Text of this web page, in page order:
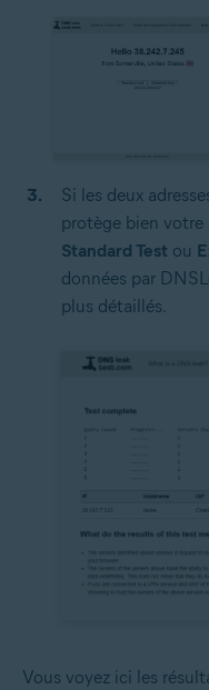
Si les deux
protège bien votre
Standard Test ou
données par
plus détaillés.
Vous voyez ici les